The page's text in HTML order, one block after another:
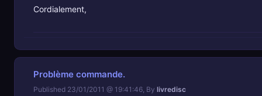
Cordialement,
Problème commande.
Published 23/01/2011 @ 19:41:46, By livredisc